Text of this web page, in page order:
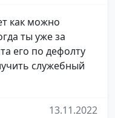
как можно
ты уже за
его по дефолту
служебный
13.11.2022